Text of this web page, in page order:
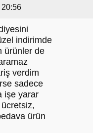
20:56
indirimde
ürünler de
verdim
sadece
işe yarar
ürün